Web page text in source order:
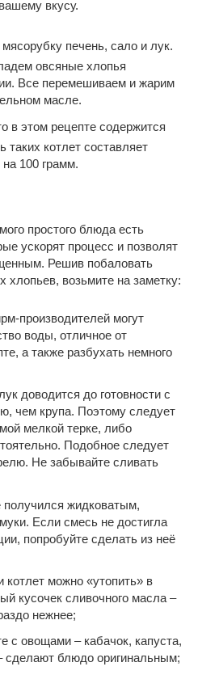
вкусу.
печень, сало и лук.
овсяные хлопья
Все перемешиваем и жарим
масле.
в этом рецепте содержится
таких котлет составляет
100 грамм.
простого блюда есть
ускорят процесс и позволят
Решив побаловать
хлопьев, возьмите на заметку:
производителей могут
воды, отличное от
а также разбухать немного
доводится до готовности с
чем крупа. Поэтому следует
мелкой терке, либо
Подобное следует
Не забывайте сливать
жидковатым,
Если смесь не достигла
попробуйте сделать из неё
можно «утопить» в
кусочек сливочного масла –
нежнее;
с овощами – кабачок, капуста,
сделают блюдо оригинальным;